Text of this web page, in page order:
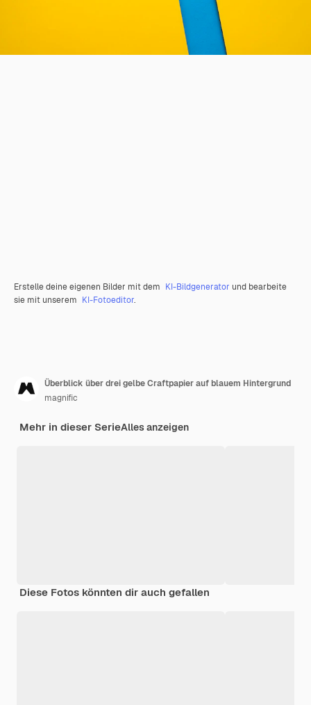
Erstelle deine eigenen Bilder mit dem KI-Bildgenerator und bearbeite
sie mit unserem KI-Fotoeditor.
Überblick über drei gelbe Craftpapier auf blauem Hintergrund
magnific
Mehr in dieser SerieAlles anzeigen
Diese Fotos könnten dir auch gefallen